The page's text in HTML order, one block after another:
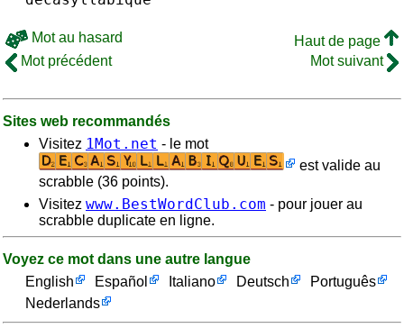
Mot au hasard
Haut de page
Mot précédent
Mot suivant
Sites web recommandés
Visitez 1Mot.net - le mot
est valide au
scrabble (36 points).
Visitez www.BestWordClub.com - pour jouer au
scrabble duplicate en ligne.
Voyez ce mot dans une autre langue
English
Español Italiano Deutsch
Português
Nederlands